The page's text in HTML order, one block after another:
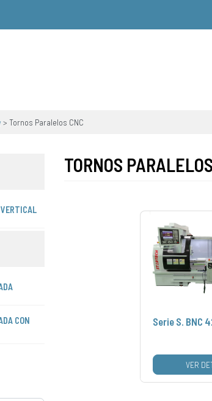
> Tornos Paralelos CNC
CON
TORNOS
Serie S. BNC
VER